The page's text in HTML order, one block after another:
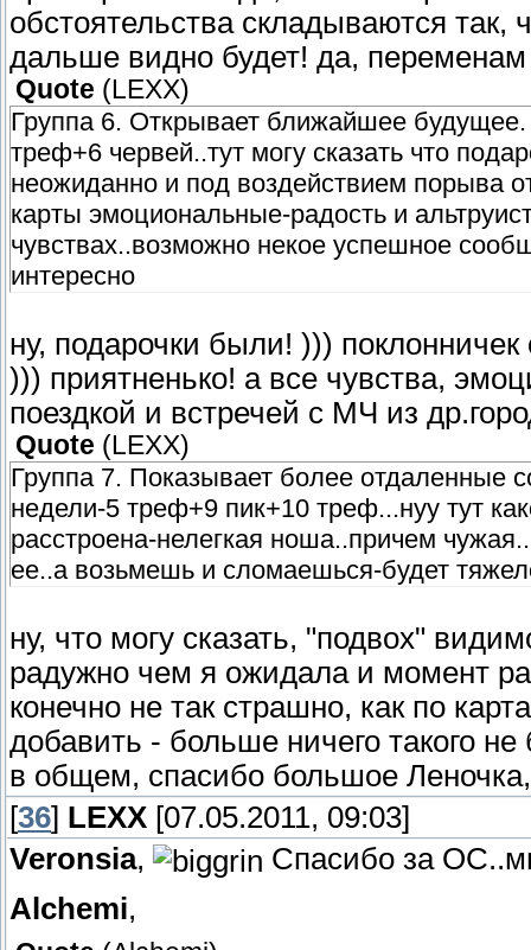
обстоятельства складываются
дальше видно будет! да,
Quote (LEXX)
Группа 6. Открывает ближайшее
треф+6 червей..тут могу сказать что
неожиданно и под воздействием порыва
карты эмоциональные-радость и
чувствах..возможно некое успешное
интересно
ну, подарочки были! )))
))) приятненько! а все чувства,
поездкой и встречей с МЧ из
Quote (LEXX)
Группа 7. Показывает более отдаленные
недели-5 треф+9 пик+10 треф...нуу тут
расстроена-нелегкая ноша..причем
ее..а возьмешь и сломаешься-будет
ну, что могу сказать, "подвох"
радужно чем я ожидала и момент
конечно не так страшно, как по
добавить - больше ничего такого
в общем, спасибо большое
[36] LEXX [07.05.2011, 09:03]
Veronsia,
Спасибо за
Alchemi,